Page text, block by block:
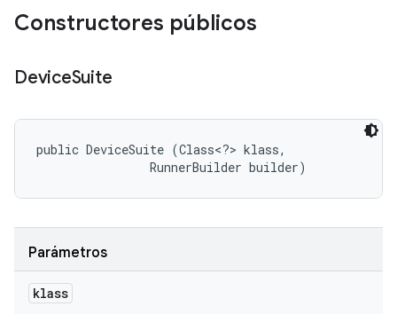
Constructores públicos
DeviceSuite
public DeviceSuite (Class<?> klass,
                RunnerBuilder builder)
Parámetros
klass